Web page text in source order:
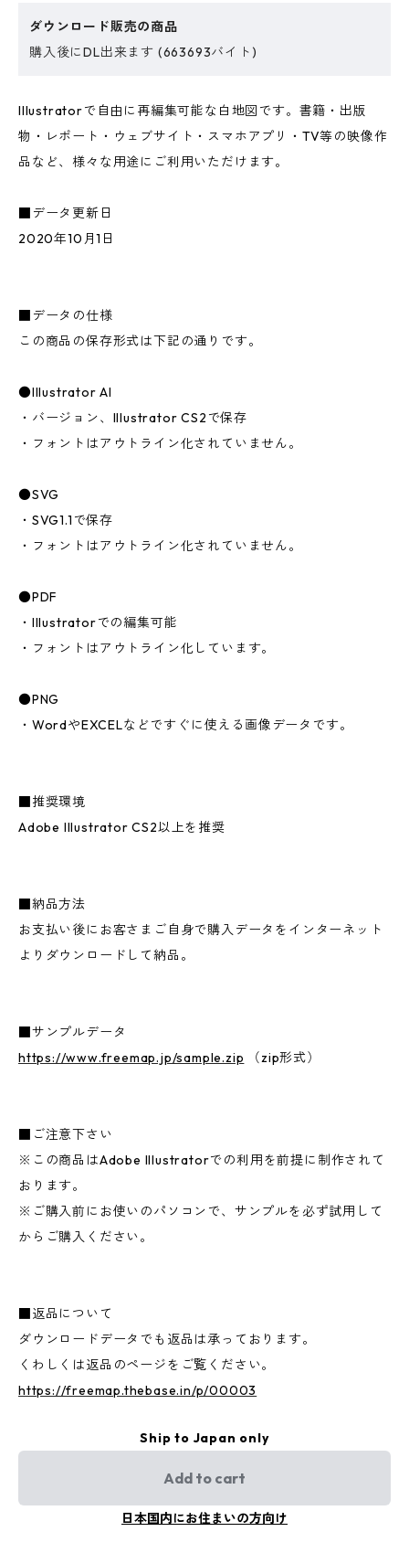
ダウンロード販売の商品
購入後にDL出来ます (663693バイト)
Illustratorで自由に再編集可能な白地図です。書籍・出版
物・レポート・ウェブサイト・スマホアプリ・TV等の映像作
品など、様々な用途にご利用いただけます。
■データ更新日
2020年10月1日
■データの仕様
この商品の保存形式は下記の通りです。
●Illustrator AI
・バージョン、Illustrator CS2で保存
・フォントはアウトライン化されていません。
●SVG
・SVG1.1で保存
・フォントはアウトライン化されていません。
●PDF
・Illustratorでの編集可能
・フォントはアウトライン化しています。
●PNG
・WordやEXCELなどですぐに使える画像データです。
■推奨環境
Adobe Illustrator CS2以上を推奨
■納品方法
お支払い後にお客さまご自身で購入データをインターネット
よりダウンロードして納品。
■サンプルデータ
https://www.freemap.jp/sample.zip （zip形式）
■ご注意下さい
※この商品はAdobe Illustratorでの利用を前提に制作されて
おります。
※ご購入前にお使いのパソコンで、サンプルを必ず試用して
からご購入ください。
■返品について
ダウンロードデータでも返品は承っております。
くわしくは返品のページをご覧ください。
https://freemap.thebase.in/p/00003
Ship to Japan only
Add to cart
日本国内にお住まいの方向け